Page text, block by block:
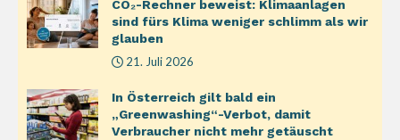
CO₂-Rechner beweist: Klimaanlagen
sind fürs Klima weniger schlimm als wir
glauben
21. Juli 2026
In Österreich gilt bald ein
„Greenwashing“-Verbot, damit
Verbraucher nicht mehr getäuscht